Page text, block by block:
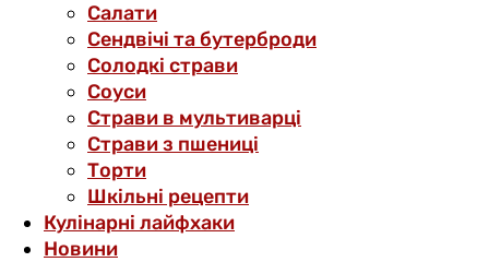
Салати
Сендвічі та бутерброди
Солодкі страви
Соуси
Страви в мультиварці
Страви з пшениці
Торти
Шкільні рецепти
Кулінарні лайфхаки
Новини